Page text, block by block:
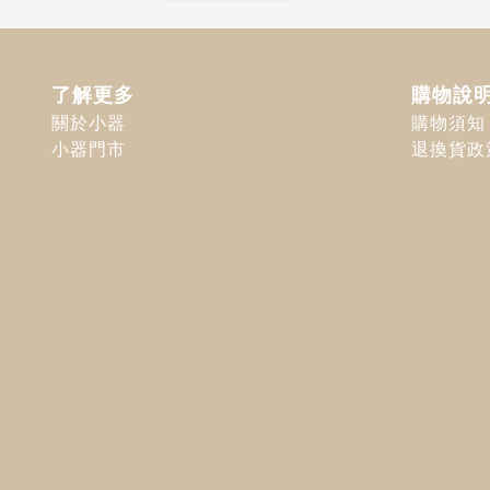
了解更多
關於小器
小器門市
購物說明
購物須知
退換貨政